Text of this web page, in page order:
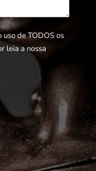
de TODOS os
leia a nossa